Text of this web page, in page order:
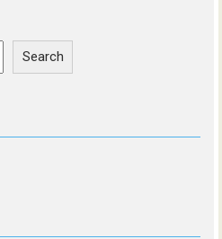
Search